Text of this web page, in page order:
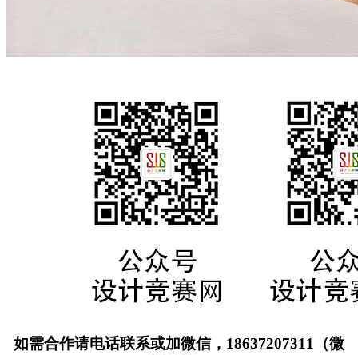
如需合作请电话联系或加微信，18637207311（微